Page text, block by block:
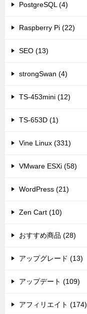
PostgreSQL (4)
Raspberry Pi (22)
SEO (13)
strongSwan (4)
TS-453mini (12)
TS-653D (1)
Vine Linux (331)
VMware ESXi (58)
WordPress (21)
Zen Cart (10)
おすすめ商品 (28)
アップグレード (13)
アップデート (109)
アフィリエイト (174)